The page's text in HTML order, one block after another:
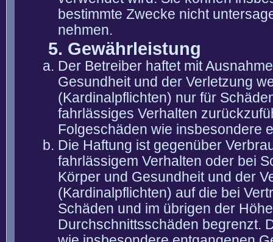
bestimmte Zwecke nicht
nehmen.
5. Gewährleistung
Der Betreiber haftet mit
Gesundheit und der Verletzung
(Kardinalpflichten) nur für
fahrlässiges Verhalten
Folgeschäden wie insbesondere
Die Haftung ist gegenüber
fahrlässigem Verhalten oder bei
Körper und Gesundheit und der
(Kardinalpflichten) auf die bei
Schäden und im übrigen der
Durchschnittsschäden begrenzt.